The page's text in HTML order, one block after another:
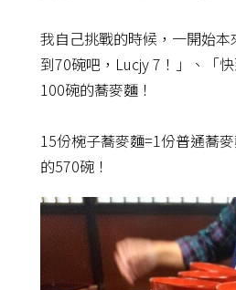
我自己挑戰的時候，一開始
到70碗吧，Lucjy 7！」、「
100碗的蕎麥麵！
15份椀子蕎麥麵=1份普通蕎
的570碗！